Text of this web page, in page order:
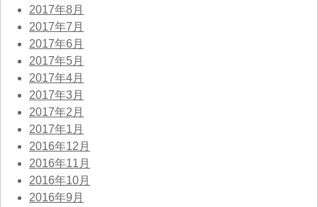
2017年8月
2017年7月
2017年6月
2017年5月
2017年4月
2017年3月
2017年2月
2017年1月
2016年12月
2016年11月
2016年10月
2016年9月